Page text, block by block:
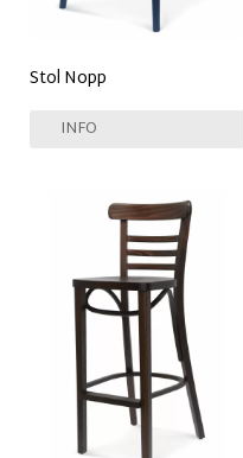
Stol Nopp
INFO